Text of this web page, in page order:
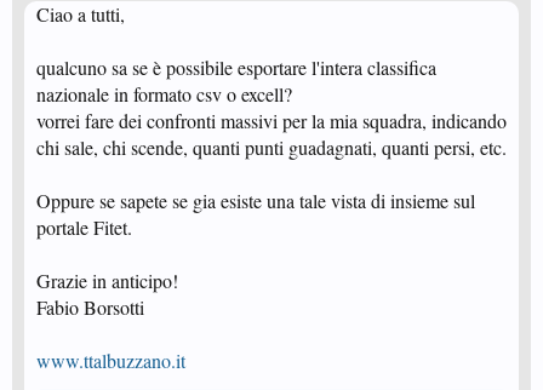
Ciao a tutti,
qualcuno sa se è possibile esportare l'intera classifica
nazionale in formato csv o excell?
vorrei fare dei confronti massivi per la mia squadra, indicando
chi sale, chi scende, quanti punti guadagnati, quanti persi, etc.
Oppure se sapete se gia esiste una tale vista di insieme sul
portale Fitet.
Grazie in anticipo!
Fabio Borsotti
www.ttalbuzzano.it